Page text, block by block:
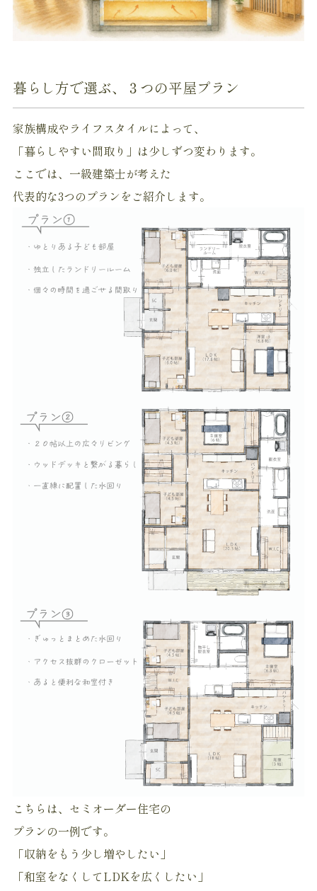
暮らし方で選ぶ、３つの平屋プラン
家族構成やライフスタイルによって、
「暮らしやすい間取り」は少しずつ変わります。
ここでは、一級建築士が考えた
代表的な3つのプランをご紹介します。
こちらは、セミオーダー住宅の
プランの一例です。
「収納をもう少し増やしたい」
「和室をなくしてLDKを広くしたい」